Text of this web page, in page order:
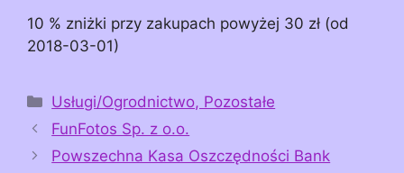
10 % zniżki przy zakupach powyżej 30 zł (od
2018-03-01)
Kategorie
Usługi/Ogrodnictwo, Pozostałe
FunFotos Sp. z o.o.
Powszechna Kasa Oszczędności Bank